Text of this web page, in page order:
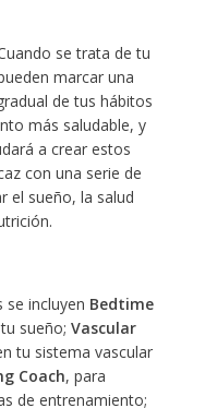
se trata de tu
marcar una
de tus hábitos
más saludable, y
a crear estos
con una serie de
el sueño, la salud
se incluyen Bedtime
sueño; Vascular
tu sistema vascular
Coach, para
de entrenamiento;